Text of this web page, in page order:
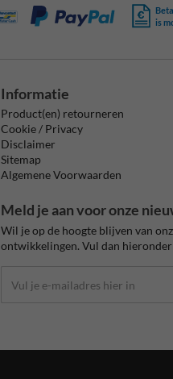
is
Informatie
Product(en) retourneren
Cookie / Privacy
Disclaimer
Sitemap
Algemene Voorwaarden
Meld je aan voor onze
Wil je op de hoogte blijven van
ontwikkelingen. Vul dan